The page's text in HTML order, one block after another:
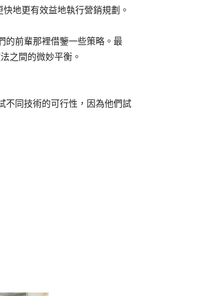
地更有效益地執行營銷規劃。
的前輩那裡借鑒一些策略。最
之間的微妙平衡。
不同技術的可行性，因為他們試